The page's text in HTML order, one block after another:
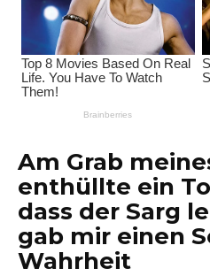
Am Grab
enthüllte ein
dass der Sarg
gab mir einen
Wahrheit